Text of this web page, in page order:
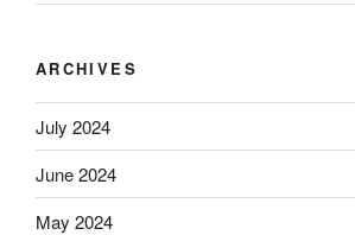
ARCHIVES
July 2024
June 2024
May 2024